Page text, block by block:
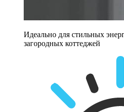
Идеально для стильных
загородных коттеджей